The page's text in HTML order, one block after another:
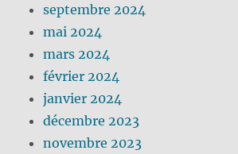
septembre 2024
mai 2024
mars 2024
février 2024
janvier 2024
décembre 2023
novembre 2023